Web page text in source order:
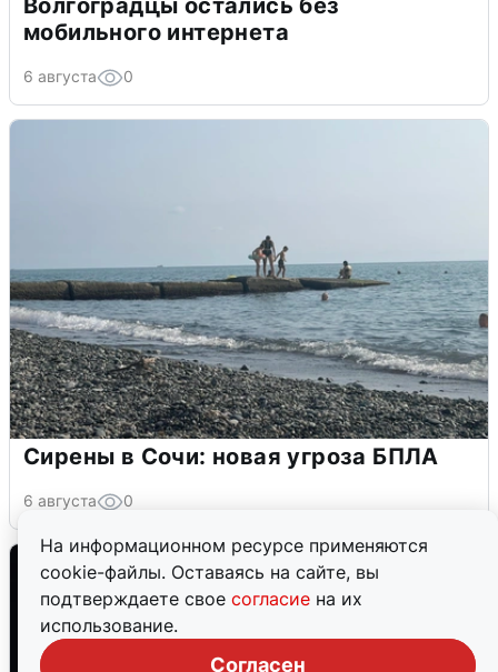
На информационном ресурсе применяются
cookie-файлы. Оставаясь на сайте, вы
подтверждаете свое согласие на их
использование.
Согласен
Волгоградцы остались без
мобильного интернета
6 августа 0
Сирены в Сочи: новая угроза БПЛА
6 августа 0